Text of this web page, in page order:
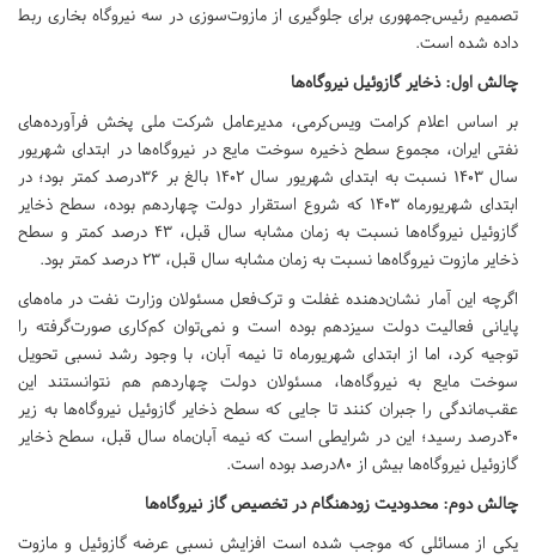
تصمیم رئیس‌جمهوری‌ برای جلوگیری از مازوت‌سوزی در سه نیروگاه بخاری ربط
داده شده است.
چالش اول: ذخایر گازوئیل نیروگاه‌ها
بر اساس اعلام کرامت ویس‌کرمی، مدیرعامل شرکت ملی پخش فرآورده‌های
نفتی ایران، مجموع سطح ذخیره سوخت مایع در نیروگاه‌ها در ابتدای شهریور
سال 1403 نسبت به ابتدای شهریور سال 1402 بالغ بر 36درصد کمتر بود؛ در
ابتدای شهریورماه 1403 که شروع استقرار دولت چهاردهم بوده، سطح ذخایر
گازوئیل نیروگاه‌ها نسبت به زمان مشابه سال قبل، 43 درصد کمتر و سطح
ذخایر مازوت نیروگاه‌ها نسبت به زمان مشابه سال قبل، 23 درصد کمتر بود.
اگرچه این آمار نشان‌دهنده غفلت و ترک‌فعل مسئولان وزارت نفت در ماه‌های
پایانی فعالیت دولت سیزدهم بوده است و نمی‌توان کم‌کاری صورت‌گرفته را
توجیه کرد، اما از ابتدای شهریورماه تا نیمه آبان، با وجود رشد نسبی تحویل
سوخت مایع به نیروگاه‌ها، مسئولان دولت چهاردهم هم نتوانستند این
عقب‌ماندگی را جبران کنند تا جایی که سطح ذخایر گازوئیل نیروگاه‌ها به زیر
40درصد رسید؛ این در شرایطی است که نیمه آبان‌ماه سال قبل، سطح ذخایر
گازوئیل نیروگاه‌ها بیش از 80درصد بوده است.
چالش دوم: محدودیت زودهنگام در تخصیص گاز نیروگاه‌ها
یکی از مسائلی که موجب شده است افزایش نسبی عرضه گازوئیل و مازوت